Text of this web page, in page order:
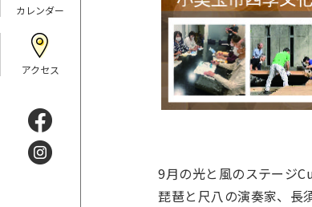
カレンダー
アクセス
9月の光と風のステージ
琵琶と尺八の演奏家、長